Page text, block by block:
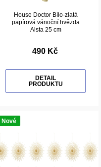
House Doctor Bílo-zlatá
papírová vánoční hvězda
Alsta 25 cm
490 Kč
DETAIL
PRODUKTU
Nové